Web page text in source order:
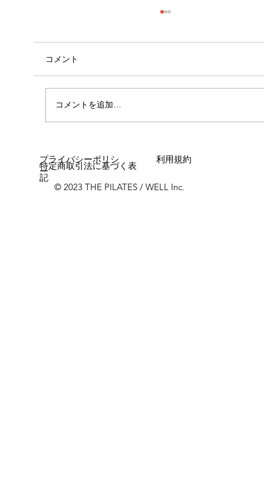
心斎橋店 店長就任！！
コメント
コメントを追加…
© 2023 THE PILATES / WELL Inc.
プライバシーポリシ
ー
利用規約
特定商取引法に基づく表
記